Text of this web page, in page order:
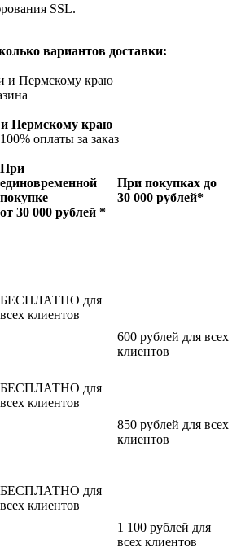
SSL.
вариантов доставки:
и Пермскому краю
и Пермскому краю
оплаты за заказ
При
единовременной
покупке
от 30 000 рублей *
При покупках до
30 000 рублей*
БЕСПЛАТНО для
всех клиентов
БЕСПЛАТНО для
всех клиентов
БЕСПЛАТНО для
всех клиентов
600 рублей для всех
клиентов
850 рублей для всех
клиентов
1 100 рублей для
всех клиентов